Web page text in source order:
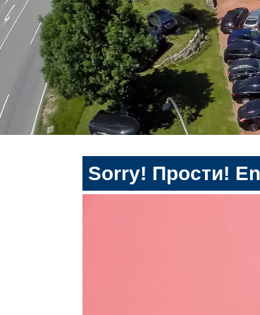
Sorry! Прости!